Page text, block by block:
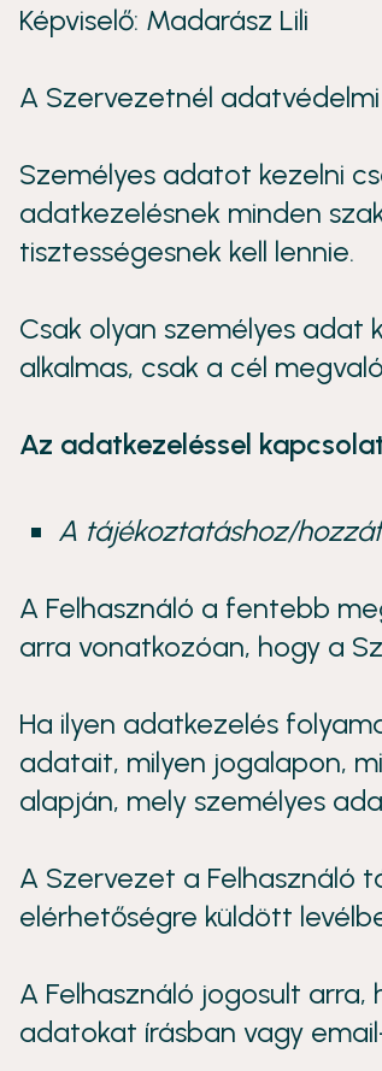
Képviselő: Madarász Lili
A Szervezetnél
Személyes adatot kezelni
adatkezelésnek minden
tisztességesnek kell lennie.
Csak olyan személyes
alkalmas, csak a cél
Az adatkezeléssel
A tájékoztatáshoz/
A Felhasználó a fentebb
arra vonatkozóan, hogy a
Ha ilyen adatkezelés
adatait, milyen jogalapon,
alapján, mely személyes
A Szervezet a Felhasználó
elérhetőségre küldött
A Felhasználó jogosult
adatokat írásban vagy